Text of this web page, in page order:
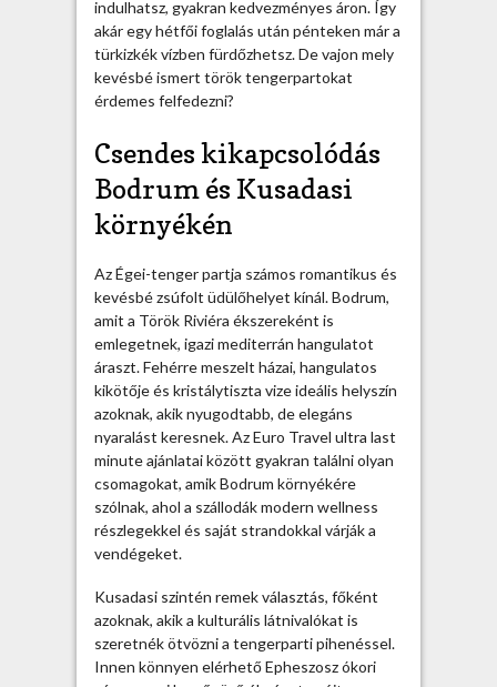
í
n
á
l
n
k
k
e
s
e
r
t
t
e
e
r
p
a
indulhatsz, gyakran kedvezményes áron. Így
akár egy hétfői foglalás után pénteken már a
türkizkék vízben fürdőzhetsz. De vajon mely
kevésbé ismert török tengerpartokat
érdemes felfedezni?
Csendes kikapcsolódás
Bodrum és Kusadasi
környékén
Az Égei-tenger partja számos romantikus és
kevésbé zsúfolt üdülőhelyet kínál. Bodrum,
amit a Török Riviéra ékszereként is
emlegetnek, igazi mediterrán hangulatot
áraszt. Fehérre meszelt házai, hangulatos
kikötője és kristálytiszta vize ideális helyszín
azoknak, akik nyugodtabb, de elegáns
nyaralást keresnek. Az Euro Travel ultra last
minute ajánlatai között gyakran találni olyan
csomagokat, amik Bodrum környékére
szólnak, ahol a szállodák modern wellness
részlegekkel és saját strandokkal várják a
vendégeket.
Kusadasi szintén remek választás, főként
azoknak, akik a kulturális látnivalókat is
szeretnék ötvözni a tengerparti pihenéssel.
Innen könnyen elérhető Epheszosz ókori